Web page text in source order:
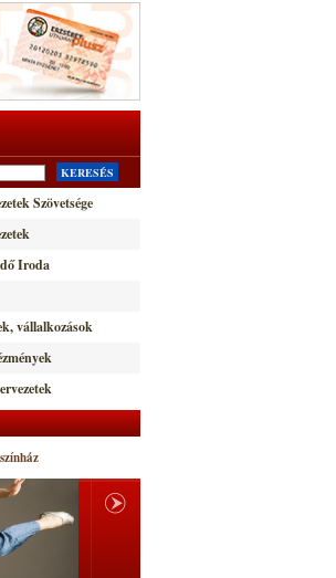
KERESÉS
Szövetsége
Iroda
vállalkozások